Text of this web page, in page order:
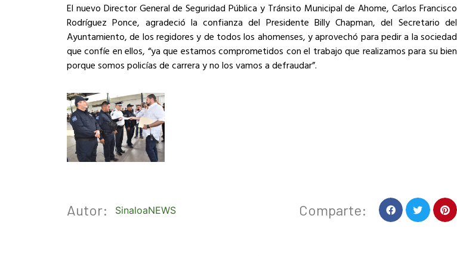
El nuevo Director General de Seguridad Pública y Tránsito Municipal de Ahome, Carlos Francisco
Rodríguez Ponce, agradeció la confianza del Presidente Billy Chapman, del Secretario del
Ayuntamiento, de los regidores y de todos los ahomenses, y aprovechó para pedir a la sociedad
que confíe en ellos, “ya que estamos comprometidos con el trabajo que realizamos para su bien
porque somos policías de carrera y no los vamos a defraudar”.
Autor: SinaloaNEWS Comparte: